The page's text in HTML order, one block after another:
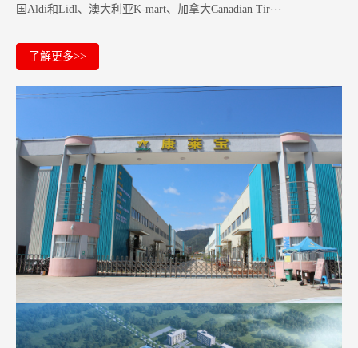
国Aldi和Lidl、澳大利亚K-mart、加拿大Canadian Tir···
了解更多>>